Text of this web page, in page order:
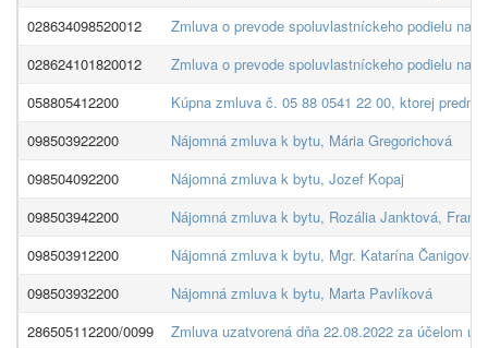
028634098520012
Zmluva o prevode spoluvlastníckeho podielu na
028624101820012
Zmluva o prevode spoluvlastníckeho podielu na
058805412200
Kúpna zmluva č. 05 88 0541 22 00, ktorej
098503922200
Nájomná zmluva k bytu, Mária Gregorichová
098504092200
Nájomná zmluva k bytu, Jozef Kopaj
098503942200
Nájomná zmluva k bytu, Rozália Janktová,
098503912200
Nájomná zmluva k bytu, Mgr. Katarína Čanigová
098503932200
Nájomná zmluva k bytu, Marta Pavlíková
286505112200/0099
Zmluva uzatvorená dňa 22.08.2022 za účelom